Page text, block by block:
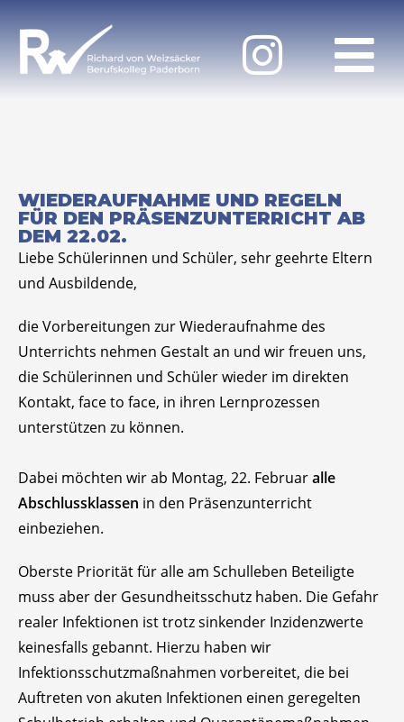
WIEDERAUFNAHME UND REGELN
FÜR DEN PRÄSENZUNTERRICHT AB
DEM 22.02.
Liebe Schülerinnen und Schüler, sehr geehrte Eltern
und Ausbildende,
die Vorbereitungen zur Wiederaufnahme des
Unterrichts nehmen Gestalt an und wir freuen uns,
die Schülerinnen und Schüler wieder im direkten
Kontakt, face to face, in ihren Lernprozessen
unterstützen zu können.
Dabei möchten wir ab Montag, 22. Februaralle
Abschlussklassen in den Präsenzunterricht
einbeziehen.
Oberste Priorität für alle am Schulleben Beteiligte
muss aber der Gesundheitsschutz haben. Die Gefahr
realer Infektionen ist trotz sinkender Inzidenzwerte
keinesfalls gebannt. Hierzu haben wir
Infektionsschutzmaßnahmen vorbereitet, die bei
Auftreten von akuten Infektionen einen geregelten